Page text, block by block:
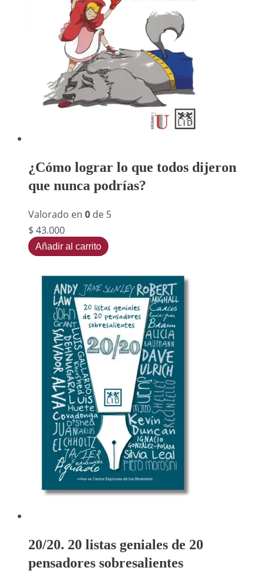
¿Cómo lograr lo que todos dijeron
que nunca podrías?
Valorado en 0 de 5
$ 43.000
Añadir al carrito
20/20. 20 listas geniales de 20
pensadores sobresalientes